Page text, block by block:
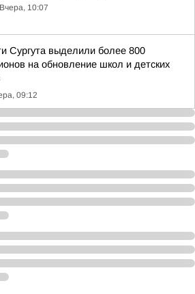
Вчера, 10:07
Сургута выделили более 800
на обновление школ и детских
09:12